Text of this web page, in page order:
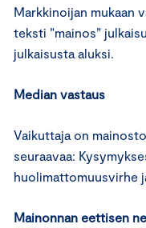
Markkinoijan mukaan
teksti ”mainos”
julkaisusta aluksi.
Median vastaus
Vaikuttaja on
seuraavaa:
huolimattomuusvirhe
Mainonnan eettisen